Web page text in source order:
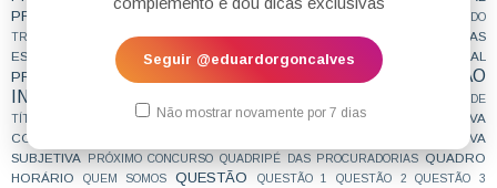
Seguir @eduardorgoncalves
Não mostrar novamente por 7 dias
PROCURADOR
PROCURADOR DA REPÚBLICA
PROCURADOR DO
TRABALHO
PROCURADOR FEDERAL PROCURADORIAS PROCURADORIAS
ESTADUAIS
procuradorias municipais PROMOÇÃO DA IGUALDADE RACIAL
PROMOTOR DE JUSTIÇA
PROTEÇÃO
INTERNACIONAL DE DIREITOS HUMANOS
PROVA DE
TÍTULOS
PROVA DISCURSIVA
PROVA DO 29CPR SUBJETIVA
COMENTADA
PROVA
SUBJETIVA
PRÓXIMO CONCURSO QUADRIPÉ DAS PROCURADORIAS
QUADRO
HORÁRIO
QUEM SOMOS QUESTÃO QUESTÃO 1 QUESTÃO 2 QUESTÃO 3